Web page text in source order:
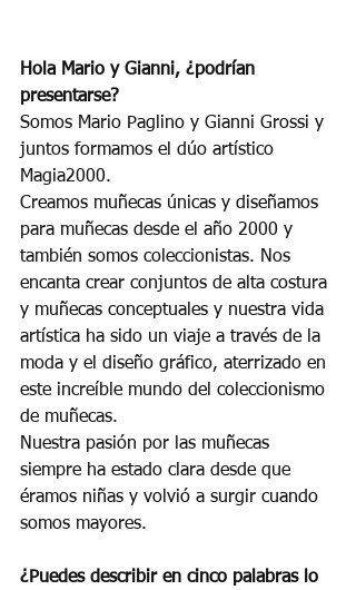
Hola Mario y Gianni, ¿podrían
presentarse?
Somos Mario Paglino y Gianni Grossi y
juntos formamos el dúo artístico
Magia2000.
Creamos muñecas únicas y diseñamos
para muñecas desde el año 2000 y
también somos coleccionistas. Nos
encanta crear conjuntos de alta costura
y muñecas conceptuales y nuestra vida
artística ha sido un viaje a través de la
moda y el diseño gráfico, aterrizado en
este increíble mundo del coleccionismo
de muñecas.
Nuestra pasión por las muñecas
siempre ha estado clara desde que
éramos niñas y volvió a surgir cuando
somos mayores.
¿Puedes describir en cinco palabras lo